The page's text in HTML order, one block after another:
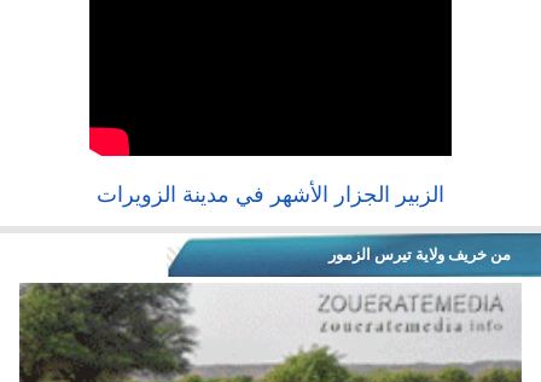
الزبير الجزار الأشهر في مدينة الزويرات
من خريف ولاية تيرس الزمور